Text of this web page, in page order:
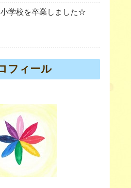
小学校を卒業しました☆
フィール